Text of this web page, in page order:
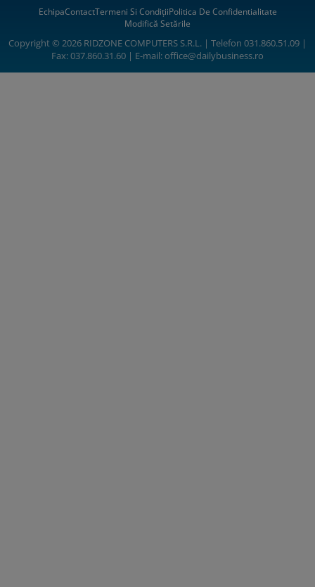
EchipaContactTermeni Si CondițiiPolitica De Confidentialitate
Modifică Setările
Copyright © 2026 RIDZONE COMPUTERS S.R.L. | Telefon 031.860.51.09 |
Fax: 037.860.31.60 | E-mail:office@dailybusiness.ro